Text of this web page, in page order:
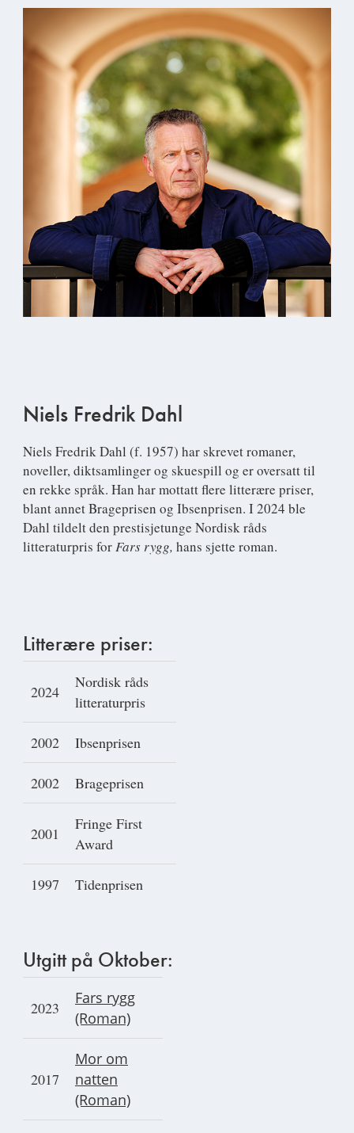
Niels Fredrik Dahl
Niels Fredrik Dahl (f. 1957) har skrevet romaner,
noveller, diktsamlinger og skuespill og er oversatt til
en rekke språk. Han har mottatt flere litterære priser,
blant annet Brageprisen og Ibsenprisen. I 2024 ble
Dahl tildelt den prestisjetunge Nordisk råds
litteraturpris for Fars rygg, hans sjette roman.
Litterære priser:
2024
Nordisk råds
litteraturpris
2002 Ibsenprisen
2002 Brageprisen
2001
Fringe First
Award
1997 Tidenprisen
Utgitt på Oktober:
2023
Fars rygg
(Roman)
2017
Mor om
natten
(Roman)